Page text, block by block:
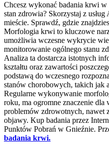
Chcesz wykonać badania krwi
stan zdrowia? Skorzystaj z
mieście. Sprawdź, gdzie
Morfologia krwi to kluczowe
umożliwia wczesne wykrycie
monitorowanie ogólnego stanu
Analiza ta dostarcza istotnych
kształtu oraz zawartości
podstawą do wczesnego
stanów chorobowych, takich jak
Regularne wykonywanie
roku, ma ogromne znaczenie
problemów zdrowotnych, nawet
objawy. Kup badania przez
Punktów Pobrań w Gnieźnie.
badania krwi.